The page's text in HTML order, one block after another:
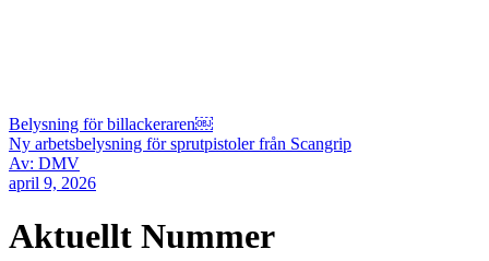
Belysning för billackeraren￼
Ny arbetsbelysning för sprutpistoler från Scangrip
Av: DMV
april 9, 2026
Aktuellt Nummer